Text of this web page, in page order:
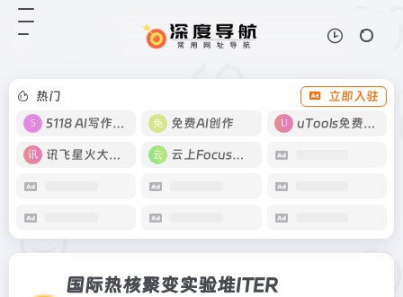
热门
立即入驻
5118 AI写作工具
免费AI创作 uTools免费工具箱
讯飞星火大模型 云上Focus接码
国际热核聚变实验堆ITER
国际热核聚变实验堆ITER
过持续核聚变反应来发电的可行性一
项大规模的科学实验，旨在研究通过